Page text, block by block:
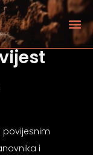
povijesnim
i